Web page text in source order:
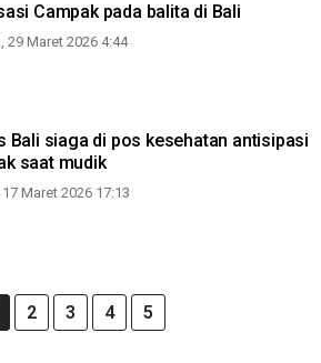
Campak pada balita di Bali
29 Maret 2026 4:44
Bali siaga di pos kesehatan antisipasi
saat mudik
Maret 2026 17:13
2 3 4 5